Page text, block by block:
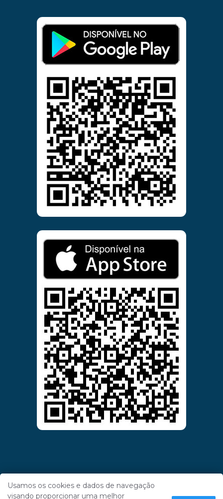
Usamos os cookies e dados de navegação
visando proporcionar uma melhor